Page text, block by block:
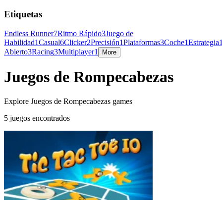
Etiquetas
Endless Runner7Ritmo Rápido3Juego de
Habilidad1Casual6Clicker2Precisión1Plataformas3Coche1Estrategia
Abierto3Racing3Multiplayer1 More
Juegos de Rompecabezas
Explore Juegos de Rompecabezas games
5 juegos encontrados